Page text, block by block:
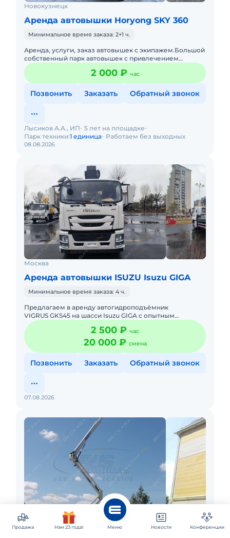
Новокузнецк
Аренда автовышки Horyong SKY 360
Минимальное время заказа: 2+1 ч.
Аренда, услуги, заказ автовышек с экипажем.Большой
собственный парк автовышек с привлечением
техники партнёров обеспечивает рациональный
подбор спецтехники конк2 000 ₽ час
Позвонить Заказать Обратный звонок
08.08.2026
Лысиков А.А., ИП 5 лет на площадке
Парк техники:1 единица Работаем без выходных
Москва
Аренда автовышки ISUZU Isuzu GIGA
Минимальное время заказа: 4 ч.
Предлагаем в аренду автогидроподъёмник
VIGRUS GKS45 на шасси Isuzu GIGA с опытным
оператором. Техника подходит для высотных и
стеснённых условий: фаса
2 500 ₽ час
20 000 ₽ смена
Позвонить Заказать Обратный звонок
07.08.2026
Нижний Новгород
Аренда автовышки Socage DA328
Продажа Нам 23 года! Меню Новости Конференции